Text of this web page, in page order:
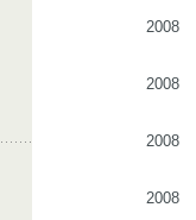
2008
2008
2008
2008